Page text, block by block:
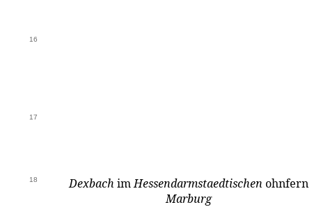
16
17
18 Dexbach imHessendarmstaedtischen ohnfern
Marburg